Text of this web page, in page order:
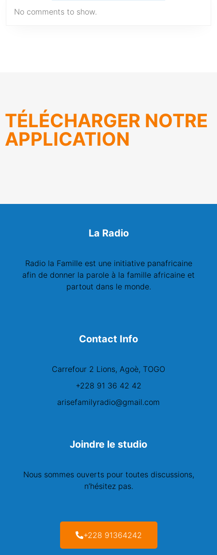
No comments to show.
TÉLÉCHARGER NOTRE
APPLICATION
La Radio
Radio la Famille est une initiative panafricaine
afin de donner la parole à la famille africaine et
partout dans le monde.
Contact Info
Carrefour 2 Lions, Agoè, TOGO
+228 91 36 42 42
arisefamilyradio@gmail.com
Joindre le studio
Nous sommes ouverts pour toutes discussions,
n’hésitez pas.
+228 91364242